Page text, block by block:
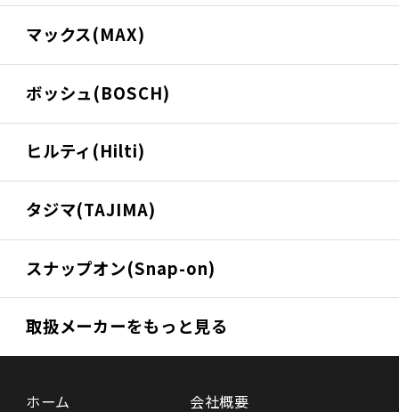
マックス(MAX)
ボッシュ(BOSCH)
ヒルティ(Hilti)
タジマ(TAJIMA)
スナップオン(Snap-on)
取扱メーカーをもっと見る
ホーム
会社概要